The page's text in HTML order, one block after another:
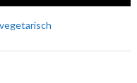
vegetarisch